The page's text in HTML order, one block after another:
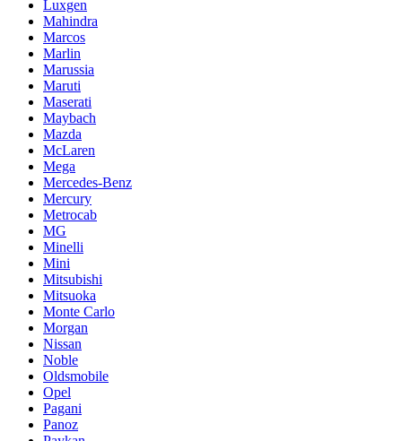
Luxgen
Mahindra
Marcos
Marlin
Marussia
Maruti
Maserati
Maybach
Mazda
McLaren
Mega
Mercedes-Benz
Mercury
Metrocab
MG
Minelli
Mini
Mitsubishi
Mitsuoka
Monte Carlo
Morgan
Nissan
Noble
Oldsmobile
Opel
Pagani
Panoz